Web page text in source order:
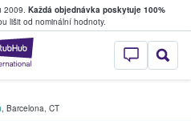
2009. Každá objednávka poskytuje 100%
lišit od nominální hodnoty.
StubHub –
a prodávají vstupenky
, Barcelona, CT